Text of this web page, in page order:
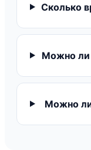
Сколько
Можно ли
Можно ли